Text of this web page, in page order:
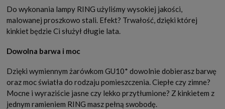
Do wykonania lampy RING użyliśmy wysokiej jakości,
malowanej proszkowo stali. Efekt? Trwałość, dzięki której
kinkiet będzie Ci służył długie lata.
Dowolna barwa i moc
Dzięki wymiennym żarówkom GU10* dowolnie dobierasz barwę
oraz moc światła do rodzaju pomieszczenia. Ciepłe czy zimne?
Mocne i wyraziście jasne czy lekko przytłumione? Z kinkietem z
jednym ramieniem RING masz pełną swobodę.